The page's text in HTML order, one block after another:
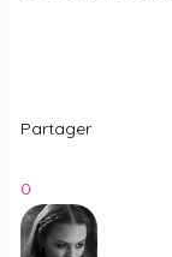
Partager
0